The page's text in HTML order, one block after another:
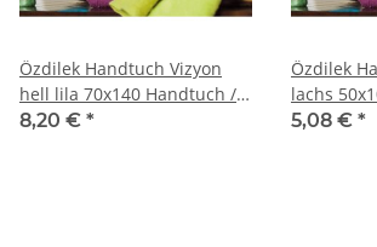
Özdilek Handtuch Vizyon
hell lila 70x140 Handtuch /
Handtücher
8,20 € *
Özdilek
lachs
Handtücher
5,08 € *